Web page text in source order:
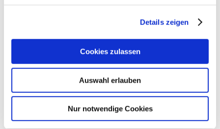
Details zeigen
Cookies zulassen
Auswahl erlauben
Nur notwendige Cookies
27166Zugriffe
BEHOBEN: Windows 8.1 (64bit): StarMoney startet nicht
StarMoney Team1»Do., 13. Nov 2014 15:33
0Antworten
Letzter BeitragvonStarMoney Team1
Do., 13. Nov 2014 15:33
Windows 8.1 (64bit): StarMoney startet nicht mehr